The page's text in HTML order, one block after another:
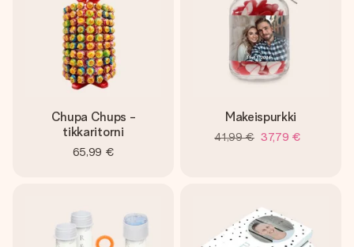
Chupa Chups -
tikkaritorni
65,99 €
Makeispurkki
41,99 € 37,79 €